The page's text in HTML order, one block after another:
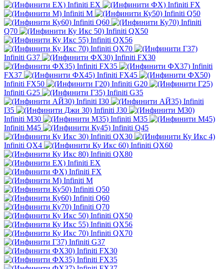
Infiniti EX
Infiniti FX
Infiniti M
Infiniti Q50
Infiniti Q60
Infiniti
Q70
Infiniti QX50
Infiniti QX56
Infiniti QX70
Infiniti G37
Infiniti FX30
Infiniti FX35
Infiniti
FX37
Infiniti FX45
Infiniti FX50
Infiniti G20
Infiniti G25
Infiniti G35
Infiniti I30
Infiniti
I35
Infiniti J30
Infiniti M30
Infiniti M35
Infiniti M45
Infiniti Q45
Infiniti QX30
Infiniti QX4
Infiniti QX60
Infiniti QX80
Infiniti EX
Infiniti FX
Infiniti M
Infiniti Q50
Infiniti Q60
Infiniti Q70
Infiniti QX50
Infiniti QX56
Infiniti QX70
Infiniti G37
Infiniti FX30
Infiniti FX35